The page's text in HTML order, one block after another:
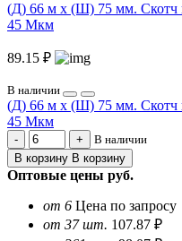
(Д) 66 м х (Ш) 75 мм. Скотч
45 Мкм
89.15 ₽
В наличии
(Д) 66 м х (Ш) 75 мм. Скотч
45 Мкм
В наличии
В корзину В корзину
Оптовые цены руб.
от 6 Цена по запросу
от 37 шт. 107.87 ₽